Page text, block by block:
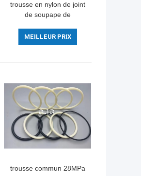
trousse en nylon de joint
de soupape de
107-7010 O Ring trousse
For CAT336D PC80-1
MEILLEUR PRIX
trousse commun 28MPa